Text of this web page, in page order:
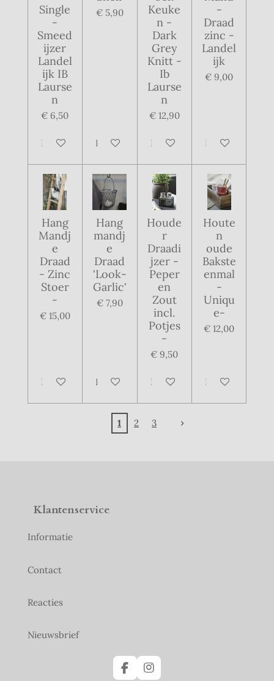
Single
-
Smeed
ijzer
Landel
ijk IB
Laurse
n
€ 6,50
In winkelwagen
€ 5,90
In winkelwagen
Keuke
n -
Dark
Grey
Knitt -
Ib
Laurse
n
€ 12,90
In winkelwagen
-
Draad
zinc -
Landel
ijk
€ 9,00
In winkelwagen
Hang
Mandj
e
Draad
- Zinc
Stoer
-
€ 15,00
In winkelwagen
Hang
mandj
e
Draad
'Look-
Garlic'
€ 7,90
In winkelwagen
Houde
r
Draadi
jzer -
Peper
en
Zout
incl.
Potjes
-
€ 9,50
In winkelwagen
Houte
n
oude
Bakste
enmal
-
Uniqu
e-
€ 12,00
In winkelwagen
1 2 3
Klantenservice
Informatie
Contact
Reacties
Nieuwsbrief
F
I